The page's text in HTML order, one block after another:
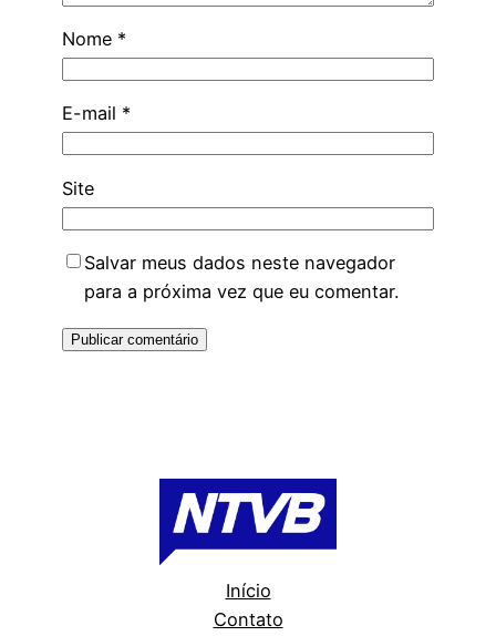
Nome *
E-mail *
Site
Salvar meus dados neste navegador
para a próxima vez que eu comentar.
Início
Contato